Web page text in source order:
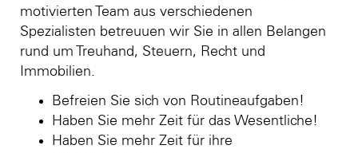
motivierten Team aus verschiedenen
Spezialisten betreuuen wir Sie in allen Belangen
rund um Treuhand, Steuern, Recht und
Immobilien.
Befreien Sie sich von Routineaufgaben!
Haben Sie mehr Zeit für das Wesentliche!
Haben Sie mehr Zeit für ihre